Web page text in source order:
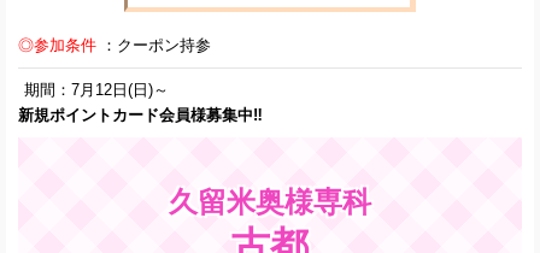
◎参加条件 ：クーポン持参
期間：7月12日(日)～
新規ポイントカード会員様募集中‼
久留米奥様専科